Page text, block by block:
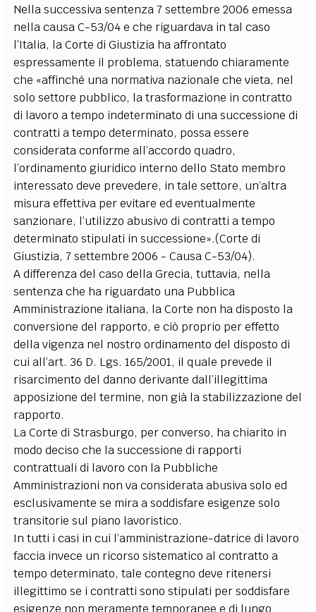
Nella successiva sentenza 7 settembre 2006 emessa
nella causa C-53/04 e che riguardava in tal caso
l’Italia, la Corte di Giustizia ha affrontato
espressamente il problema, statuendo chiaramente
che «affinché una normativa nazionale che vieta, nel
solo settore pubblico, la trasformazione in contratto
di lavoro a tempo indeterminato di una successione di
contratti a tempo determinato, possa essere
considerata conforme all’accordo quadro,
l’ordinamento giuridico interno dello Stato membro
interessato deve prevedere, in tale settore, un’altra
misura effettiva per evitare ed eventualmente
sanzionare, l’utilizzo abusivo di contratti a tempo
determinato stipulati in successione».(Corte di
Giustizia, 7 settembre 2006 - Causa C-53/04).
A differenza del caso della Grecia, tuttavia, nella
sentenza che ha riguardato una Pubblica
Amministrazione italiana, la Corte non ha disposto la
conversione del rapporto, e ciò proprio per effetto
della vigenza nel nostro ordinamento del disposto di
cui all’art. 36 D. Lgs. 165/2001, il quale prevede il
risarcimento del danno derivante dall’illegittima
apposizione del termine, non già la stabilizzazione del
rapporto.
La Corte di Strasburgo, per converso, ha chiarito in
modo deciso che la successione di rapporti
contrattuali di lavoro con la Pubbliche
Amministrazioni non va considerata abusiva solo ed
esclusivamente se mira a soddisfare esigenze solo
transitorie sul piano lavoristico.
In tutti i casi in cui l’amministrazione-datrice di lavoro
faccia invece un ricorso sistematico al contratto a
tempo determinato, tale contegno deve ritenersi
illegittimo se i contratti sono stipulati per soddisfare
esigenze non meramente temporanee e di lungo